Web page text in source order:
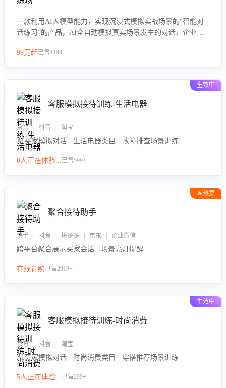
一款利用AI大模型能力，实现沉浸式模拟实战场景的“智能对
话练习”的产品，AI全自动模拟真实场景发生的对话，企业可
力。
99元起已售1199+
生效中
客服模拟接待训练-生活电器
京东 | 抖音 | 淘宝
AI买家模拟对话 · 生活电器类目 · 故障排查场景训练
8人正在体验...已售599+
🔥热卖
聚合接待助手
快手 | 抖音 | 拼多多 | 京东 | 企业微信
跨平台聚合展示买家会话 · 场景亮灯提醒
在线订购已售2919+
生效中
客服模拟接待训练-时尚消费
京东 | 抖音 | 淘宝
AI买家模拟对话 · 时尚消费类目 · 穿搭推荐场景训练
5人正在体验...已售299+